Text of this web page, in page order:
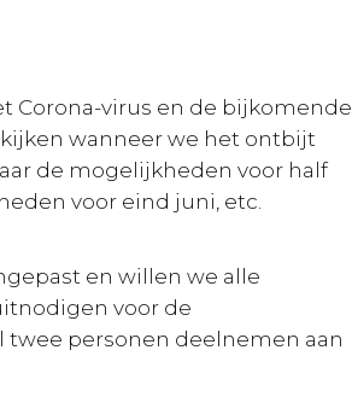
Corona-virus en de bijkomende
wanneer we het ontbijt
de mogelijkheden voor half
voor eind juni, etc.
en willen we alle
voor de
personen deelnemen aan